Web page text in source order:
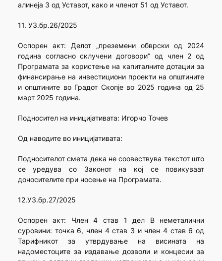
алинеја 3 од Уставот, како и членот 51 од Уставот.
11. УЗ.бр.26/2025
Оспорен акт: Делот „преземени обврски од 2024
година согласно склучени договори” од член 2 од
Програмата за користење на капиталните дотации за
финансирање на инвестициони проекти на општините
и општините во Градот Скопје во 2025 година од 25
март 2025 година.
Подносител на иницијативата: Игорчо Точев
Oд наводите во иницијативата:
Подносителот смета дека не соовествува текстот што
се уредува со Законот на кој се повикуваат
доносителите при носење на Програмата.
12.УЗ.бр.27/2025
Оспорен акт: Член 4 став 1 дел B неметалични
суровини: точка 6, член 4 став 3 и член 4 став 6 од
Тарифникот за утврдување на висината на
надоместоците за издавање дозволи и концесии за